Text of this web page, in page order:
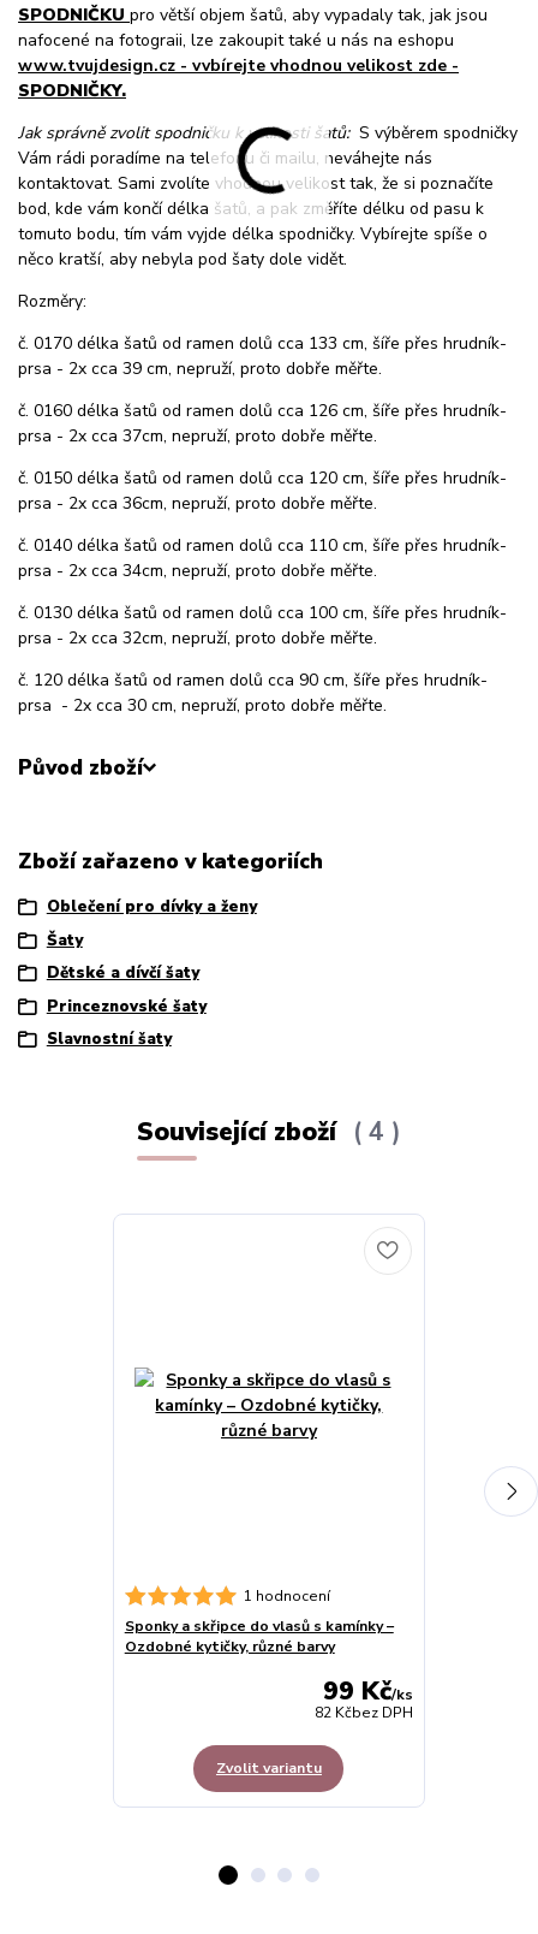
SPODNIČKU pro větší objem šatů, aby vypadaly tak, jak jsou
nafocené na fotograii, lze zakoupit také u nás na eshopu
www.tvujdesign.cz - vvbírejte vhodnou velikost zde -
SPODNIČKY.
Jak správně zvolit spodničku k velikosti šatů: S výběrem spodničky
Vám rádi poradíme na telefonu či mailu, neváhejte nás
kontaktovat. Sami zvolíte vhodnou velikost tak, že si poznačíte
bod, kde vám končí délka šatů, a pak změříte délku od pasu k
tomuto bodu, tím vám vyjde délka spodničky. Vybírejte spíše o
něco kratší, aby nebyla pod šaty dole vidět.
Rozměry:
č. 0170 délka šatů od ramen dolů cca 133 cm, šíře přes hrudník-
prsa - 2x cca 39 cm, nepruží, proto dobře měřte.
č. 0160 délka šatů od ramen dolů cca 126 cm, šíře přes hrudník-
prsa - 2x cca 37cm, nepruží, proto dobře měřte.
č. 0150 délka šatů od ramen dolů cca 120 cm, šíře přes hrudník-
prsa - 2x cca 36cm, nepruží, proto dobře měřte.
č. 0140 délka šatů od ramen dolů cca 110 cm, šíře přes hrudník-
prsa - 2x cca 34cm, nepruží, proto dobře měřte.
č. 0130 délka šatů od ramen dolů cca 100 cm, šíře přes hrudník-
prsa - 2x cca 32cm, nepruží, proto dobře měřte.
č. 120 délka šatů od ramen dolů cca 90 cm, šíře přes hrudník-
prsa - 2x cca 30 cm, nepruží, proto dobře měřte.
Původ zboží
Zboží zařazeno v kategoriích
Oblečení pro dívky a ženy
Šaty
Dětské a dívčí šaty
Princeznovské šaty
Slavnostní šaty
Související zboží 4
1 hodnocení
Sponky a skřipce do vlasů s kamínky –
Ozdobné kytičky, různé barvy
99 Kč/ks
82 Kčbez DPH
Zvolit variantu